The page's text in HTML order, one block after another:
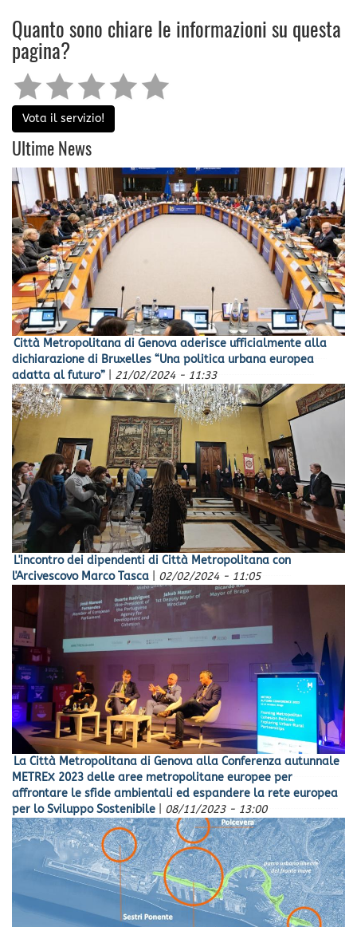
Quanto sono chiare le informazioni su questa
pagina?
Vota il servizio!
Ultime News
Città Metropolitana di Genova aderisce ufficialmente alla
dichiarazione di Bruxelles “Una politica urbana europea
adatta al futuro”
21/02/2024 - 11:33
L'incontro dei dipendenti di Città Metropolitana con
l'Arcivescovo Marco Tasca
02/02/2024 - 11:05
La Città Metropolitana di Genova alla Conferenza autunnale
METREX 2023 delle aree metropolitane europee per
affrontare le sfide ambientali ed espandere la rete europea
per lo Sviluppo Sostenibile
08/11/2023 - 13:00